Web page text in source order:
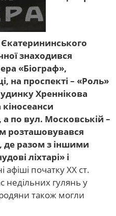
знаходився
«Біограф»,
на проспекті – «Роль»
Хреннікова
по вул. Московській –
розташовувався
разом з іншими
ліхтарі» і
афіші початку ХХ ст.
недільних гулянь у
також могли